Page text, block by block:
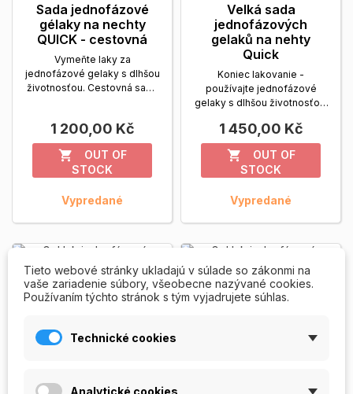
Sada jednofázové
gélaky na nechty
QUICK - cestovná
Vymeňte laky za
jednofázové gelaky s dlhšou
životnosťou. Cestovná sada
1 200,00 Kč

OUT OF
STOCK
Vypredané
Velká sada
jednofázových
gelaků na nehty
Quick
Koniec lakovanie -
používajte jednofázové
gelaky s dlhšou životnosťou.
viac
1 450,00 Kč

OUT OF
STOCK
Vypredané
Tieto webové stránky ukladajú v súlade so zákonmi na
vaše zariadenie súbory, všeobecne nazývané cookies.
Používaním týchto stránok s tým vyjadrujete súhlas.
Technické cookies
Analytické cookies